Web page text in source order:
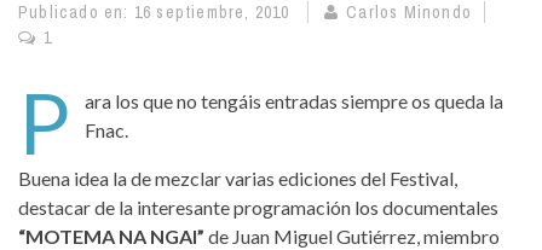
Publicado en: 16 septiembre, 2010
Carlos Minondo
1
P
ara los que no tengáis entradas siempre os queda la
Fnac.
Buena idea la de mezclar varias ediciones del Festival,
destacar de la interesante programación los documentales
“MOTEMA NA NGAI” de Juan Miguel Gutiérrez, miembro